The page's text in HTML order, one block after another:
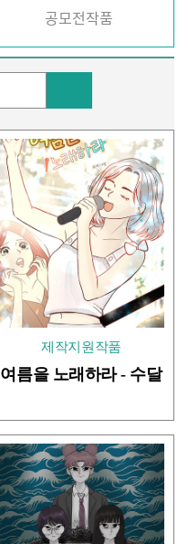
공모전작품
제작지원작품
여름을 노래하라 - 수달